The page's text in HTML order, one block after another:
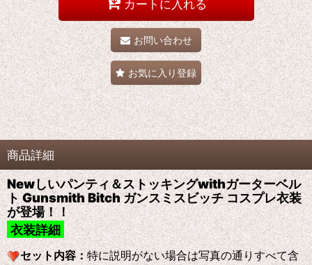
カートに入れる
お問い合わせ
お気に入り登録
商品詳細
Newしいパンティ＆ストッキングwithガーターベル
ト Gunsmith Bitch ガンスミスビッチ コスプレ衣装
が登場！！
衣装詳細
セット内容：特に説明がない場合は写真の通りすべて含